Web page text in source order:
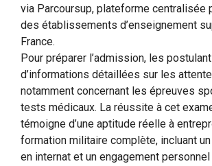
via Parcoursup, plateforme centralisée
des établissements d’enseignement
France.
Pour préparer l’admission, les
d’informations détaillées sur les
notamment concernant les épreuves
tests médicaux. La réussite à cet
témoigne d’une aptitude réelle à
formation militaire complète, incluant
en internat et un engagement personnel